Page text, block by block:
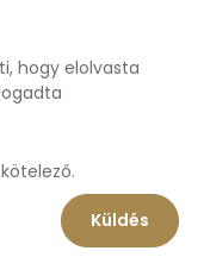
hogy elolvasta
Küldés